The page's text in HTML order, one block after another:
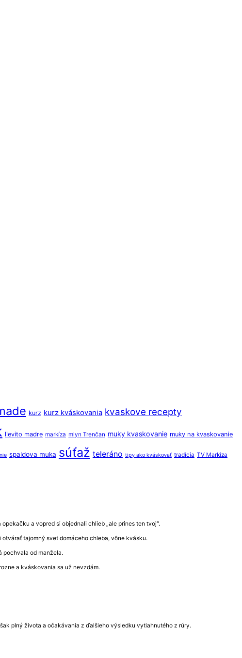
kurz kurz kváskovania kvaskove recepty
lievito madre markíza mlyn Trenčan muky kvaskovanie muky na kvaskovanie
spaldova muka súťaž teleráno tipy ako kváskovať tradícia TV Markíza
a vopred si objednali chlieb „ale prines ten tvoj“.
otvárať tajomný svet domáceho chleba, vône kvásku.
pochvala od manžela.
a kváskovania sa už nevzdám.
plný života a očakávania z ďalšieho výsledku vytiahnutého z rúry.